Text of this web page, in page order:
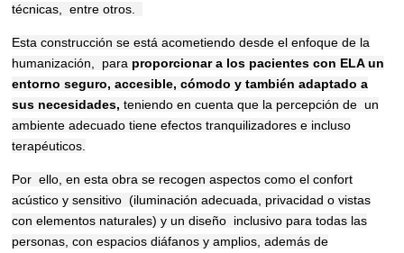
técnicas,
entre otros.
Esta construcción se está acometiendo desde el enfoque de la
humanización,
para proporcionar a los pacientes con ELA un
entorno seguro, accesible, cómodo y también adaptado a
sus necesidades,teniendo en cuenta que la percepción de un
ambiente adecuado tiene efectos tranquilizadores e incluso
terapéuticos.
Por ello, en esta obra se recogen aspectos como el confort
acústico y sensitivo (iluminación adecuada, privacidad o vistas
con elementos naturales) y un diseño inclusivo para todas las
personas, con espacios diáfanos y amplios, además de